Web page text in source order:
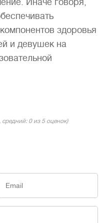
Иначе говоря,
здоровья
и девушек на
средний: 0из 5 оценок)